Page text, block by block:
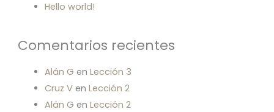
Hello world!
Comentarios recientes
Alán G en Lección 3
Cruz Ven Lección 2
Alán G en Lección 2